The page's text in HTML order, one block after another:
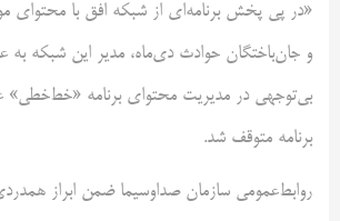
«در پی پخش برنامه‌ای از شبکه افق با محتوای
و جان‌باختگان حوادث دی‌ماه، مدیر این شبکه به
بی‌توجهی در مدیریت محتوای برنامه
برنامه متوقف شد.
روابط‌عمومی سازمان صداوسیما ضمن ابراز